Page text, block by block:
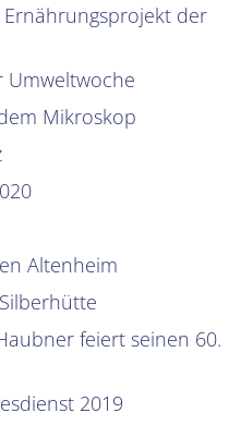
der
Umweltwoche
Mikroskop
Altenheim
feiert seinen 60.
2019